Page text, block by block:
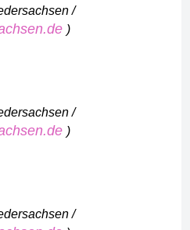
/
)
/
)
/